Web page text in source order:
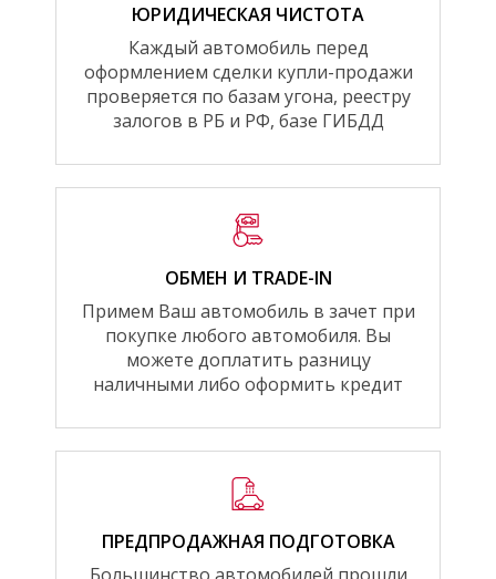
ЮРИДИЧЕСКАЯ ЧИСТОТА
Каждый автомобиль перед
оформлением сделки купли-продажи
проверяется по базам угона, реестру
залогов в РБ и РФ, базе ГИБДД
ОБМЕН И TRADE-IN
Примем Ваш автомобиль в зачет при
покупке любого автомобиля. Вы
можете доплатить разницу
наличными либо оформить кредит
ПРЕДПРОДАЖНАЯ ПОДГОТОВКА